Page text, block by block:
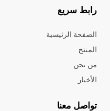
رابط سريع
الصفحة الرئيسية
المنتج
من نحن
الأخبار
تواصل معنا